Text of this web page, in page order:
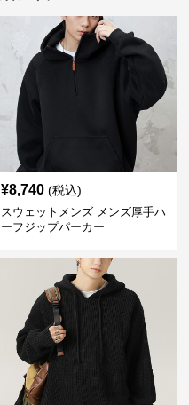
¥8,740 (税込)
スウェットメンズ メンズ厚手ハ
ーフジップパーカー